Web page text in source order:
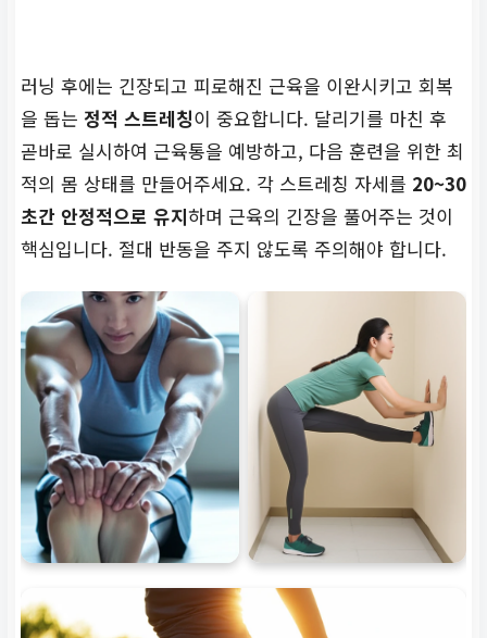
러닝 후에는 긴장되고 피로해진 근육을 이완시키고 회복
을 돕는 정적 스트레칭이 중요합니다. 달리기를 마친 후
곧바로 실시하여 근육통을 예방하고, 다음 훈련을 위한 최
적의 몸 상태를 만들어주세요. 각 스트레칭 자세를 20~30
초간 안정적으로 유지하며 근육의 긴장을 풀어주는 것이
핵심입니다. 절대 반동을 주지 않도록 주의해야 합니다.